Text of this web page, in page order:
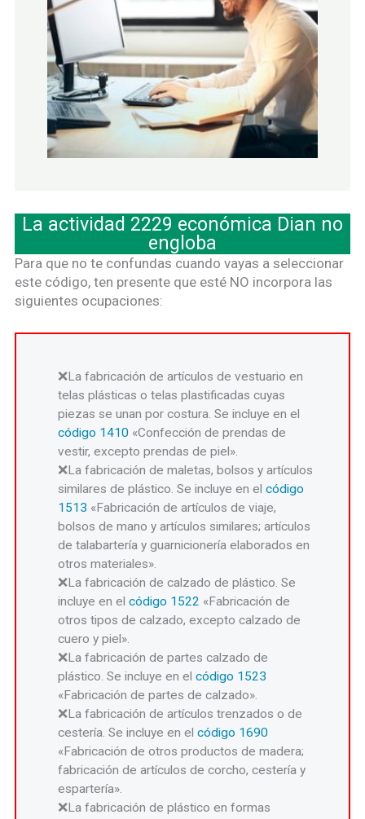
La actividad 2229 económica Dian no
engloba
Para que no te confundas cuando vayas a seleccionar
este código, ten presente que esté NO incorpora las
siguientes ocupaciones:
La fabricación de artículos de vestuario en
telas plásticas o telas plastificadas cuyas
piezas se unan por costura. Se incluye en el
código 1410 «Confección de prendas de
vestir, excepto prendas de piel».
La fabricación de maletas, bolsos y artículos
similares de plástico. Se incluye en elcódigo
1513 «Fabricación de artículos de viaje,
bolsos de mano y artículos similares; artículos
de talabartería y guarnicionería elaborados en
otros materiales».
La fabricación de calzado de plástico. Se
incluye en elcódigo 1522 «Fabricación de
otros tipos de calzado, excepto calzado de
cuero y piel».
La fabricación de partes calzado de
plástico. Se incluye en elcódigo 1523
«Fabricación de partes de calzado».
La fabricación de artículos trenzados o de
cestería. Se incluye en elcódigo 1690
«Fabricación de otros productos de madera;
fabricación de artículos de corcho, cestería y
espartería».
La fabricación de plástico en formas